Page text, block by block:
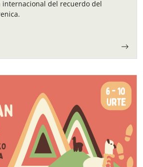
del recuerdo del